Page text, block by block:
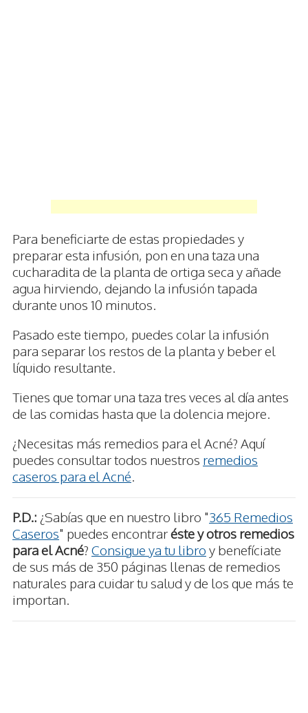
Para beneficiarte de estas propiedades y
preparar esta infusión, pon en una taza una
cucharadita de la planta de ortiga seca y añade
agua hirviendo, dejando la infusión tapada
durante unos 10 minutos.
Pasado este tiempo, puedes colar la infusión
para separar los restos de la planta y beber el
líquido resultante.
Tienes que tomar una taza tres veces al día antes
de las comidas hasta que la dolencia mejore.
¿Necesitas más remedios para el Acné? Aquí
puedes consultar todos nuestros remedios
caseros para el Acné.
P.D.: ¿Sabías que en nuestro libro "365 Remedios
Caseros" puedes encontraréste y otros remedios
para el Acné? Consigue ya tu libro y benefíciate
de sus más de 350 páginas llenas de remedios
naturales para cuidar tu salud y de los que más te
importan.